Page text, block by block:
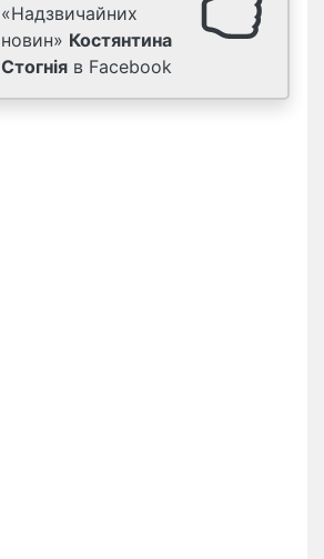
«Надзвичайних
новин» Костянтина
Стогнія в Facebook